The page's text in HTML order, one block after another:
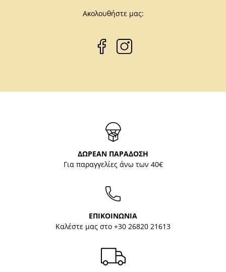
Ακολουθήστε μας:
ΔΩΡΕΑΝ ΠΑΡΑΔΟΣΗ
Για παραγγελίες άνω των 40€
ΕΠΙΚΟΙΝΩΝΙΑ
Καλέστε μας στο +30 26820 21613